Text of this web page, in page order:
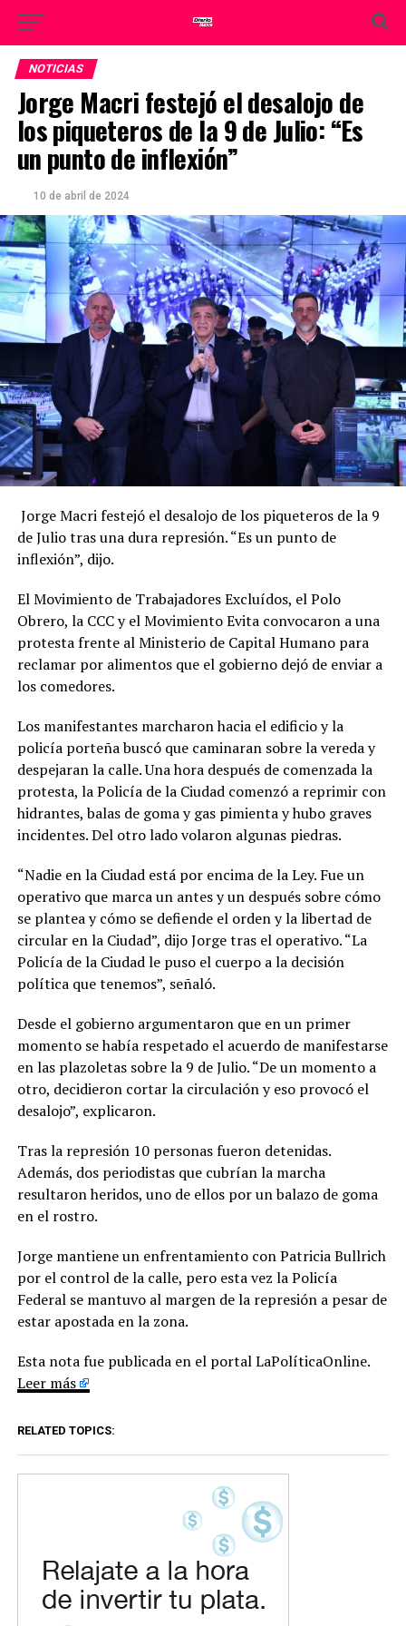
NOTICIAS
Jorge Macri festejó el desalojo de
los piqueteros de la 9 de Julio: “Es
un punto de inflexión”
10 de abril de 2024
Jorge Macri festejó el desalojo de los piqueteros de la 9
de Julio tras una dura represión. “Es un punto de
inflexión”, dijo.
El Movimiento de Trabajadores Excluídos, el Polo
Obrero, la CCC y el Movimiento Evita convocaron a una
protesta frente al Ministerio de Capital Humano para
reclamar por alimentos que el gobierno dejó de enviar a
los comedores.
Los manifestantes marcharon hacia el edificio y la
policía porteña buscó que caminaran sobre la vereda y
despejaran la calle. Una hora después de comenzada la
protesta, la Policía de la Ciudad comenzó a reprimir con
hidrantes, balas de goma y gas pimienta y hubo graves
incidentes. Del otro lado volaron algunas piedras.
“Nadie en la Ciudad está por encima de la Ley. Fue un
operativo que marca un antes y un después sobre cómo
se plantea y cómo se defiende el orden y la libertad de
circular en la Ciudad”, dijo Jorge tras el operativo. “La
Policía de la Ciudad le puso el cuerpo a la decisión
política que tenemos”, señaló.
Desde el gobierno argumentaron que en un primer
momento se había respetado el acuerdo de manifestarse
en las plazoletas sobre la 9 de Julio. “De un momento a
otro, decidieron cortar la circulación y eso provocó el
desalojo”, explicaron.
Tras la represión 10 personas fueron detenidas.
Además, dos periodistas que cubrían la marcha
resultaron heridos, uno de ellos por un balazo de goma
en el rostro.
Jorge mantiene un enfrentamiento con Patricia Bullrich
por el control de la calle, pero esta vez la Policía
Federal se mantuvo al margen de la represión a pesar de
estar apostada en la zona.
Esta nota fue publicada en el portal LaPolíticaOnline.
Leer más
RELATED TOPICS: